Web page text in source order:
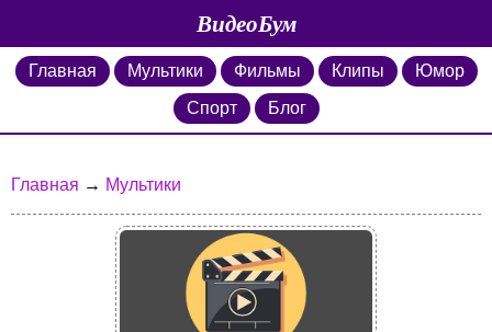
ВидеоБум
Главная Мультики Фильмы Клипы
Юмор
Спорт
Блог
Главная → Мультики